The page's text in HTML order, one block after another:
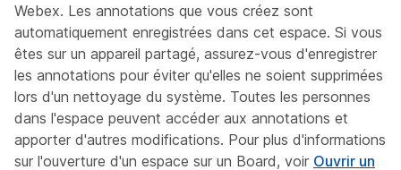
Webex. Les annotations que vous créez sont
automatiquement enregistrées dans cet espace. Si vous
êtes sur un appareil partagé, assurez-vous d'enregistrer
les annotations pour éviter qu'elles ne soient supprimées
lors d'un nettoyage du système. Toutes les personnes
dans l'espace peuvent accéder aux annotations et
apporter d'autres modifications. Pour plus d'informations
sur l'ouverture d'un espace sur un Board, voir Ouvrir un